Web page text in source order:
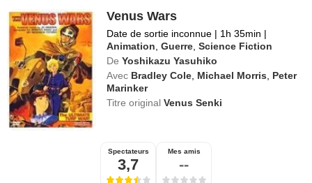
Venus Wars
Date de sortie inconnue | 1h 35min |
Animation ,Guerre ,Science Fiction
De Yoshikazu Yasuhiko
Avec Bradley Cole Michael Morris
Peter
Marinker
Titre originalVenus Senki
Spectateurs
3,7
Mes amis
--